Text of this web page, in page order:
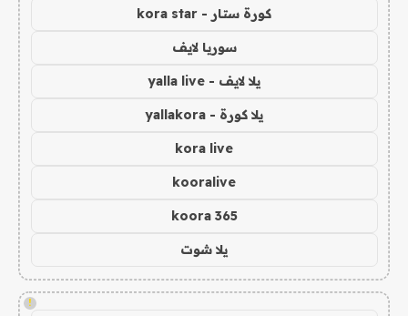
كورة ستار - kora star
سوريا لايف
يلا لايف - yalla live
يلا كورة - yallakora
kora live
kooralive
koora 365
يلا شوت
!